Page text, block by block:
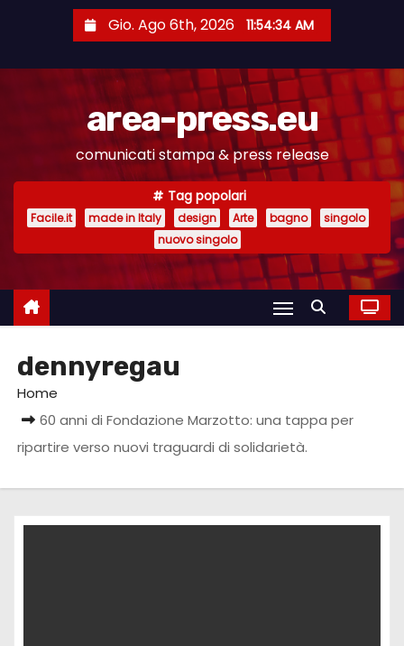
e
Gio. Ago 6th, 2026 11:54:34 AM
area-press.eu
comunicati stampa & press release
Tag popolari
Facile.it made in Italy design Arte bagno
singolo
nuovo singolo
dennyregau
Home
60 anni di Fondazione Marzotto: una tappa per
ripartire verso nuovi traguardi di solidarietà.